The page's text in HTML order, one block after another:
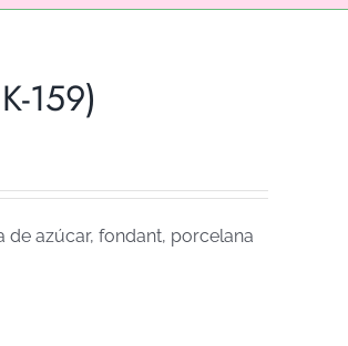
159)
azúcar, fondant, porcelana